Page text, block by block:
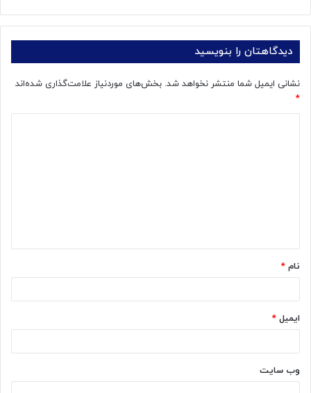
دیدگاهتان را بنویسید
نشانی ایمیل شما منتشر نخواهد شد. بخش‌های موردنیاز علامت‌گذاری شده‌اند
*
*
نام *
ایمیل *
وب‌ سایت